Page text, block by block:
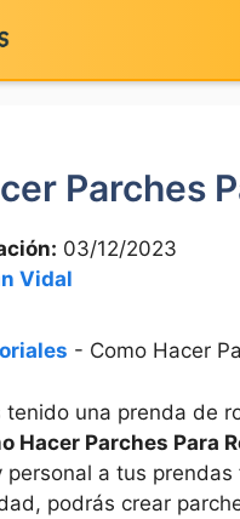
Parches
03/12/2023
Vidal
- Como Hacer
tenido una prenda de
Hacer ‍Parches Para
personal a tus
podrás crear